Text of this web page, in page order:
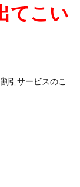
てこい
引サービスのこ